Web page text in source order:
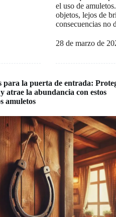
el uso de
objetos, lejos de
consecuencias no
28 de marzo de
para la puerta de entrada:
atrae la abundancia con estos
amuletos